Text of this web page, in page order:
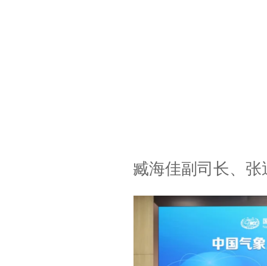
臧海佳副司长、